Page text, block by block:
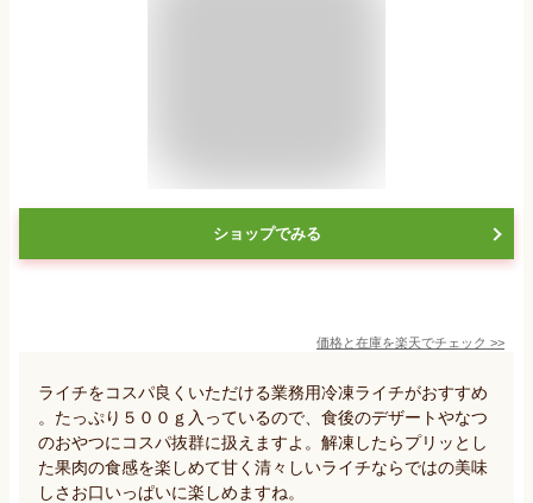
ショップでみる
価格と在庫を楽天でチェック >>
ライチをコスパ良くいただける業務用冷凍ライチがおすすめ
。たっぷり５００ｇ入っているので、食後のデザートやなつ
のおやつにコスパ抜群に扱えますよ。解凍したらプリッとし
た果肉の食感を楽しめて甘く清々しいライチならではの美味
しさお口いっぱいに楽しめますね。